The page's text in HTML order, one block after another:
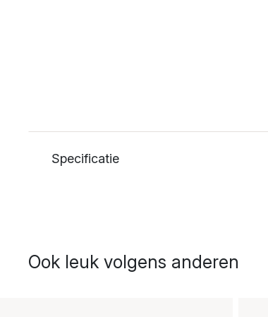
Specificatie
Ook leuk volgens anderen